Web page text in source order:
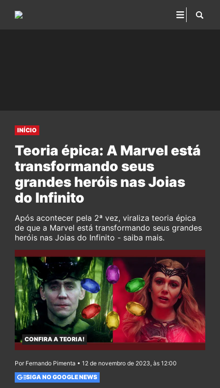
INÍCIO
Teoria épica: A Marvel está
transformando seus
grandes heróis nas Joias
do Infinito
Após acontecer pela 2ª vez, viraliza teoria épica
de que a Marvel está transformando seus grandes
heróis nas Joias do Infinito - saiba mais.
CONFIRA A TEORIA!
Por Fernando Pimenta • 12 de novembro de 2023, às 12:00
SIGA NO GOOGLE NEWS